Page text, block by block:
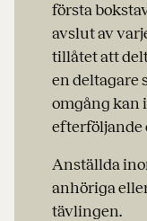
första
avslut av
tillåtet att
en deltagare
omgång kan
efterföljande
Anställda
anhöriga
tävlingen.